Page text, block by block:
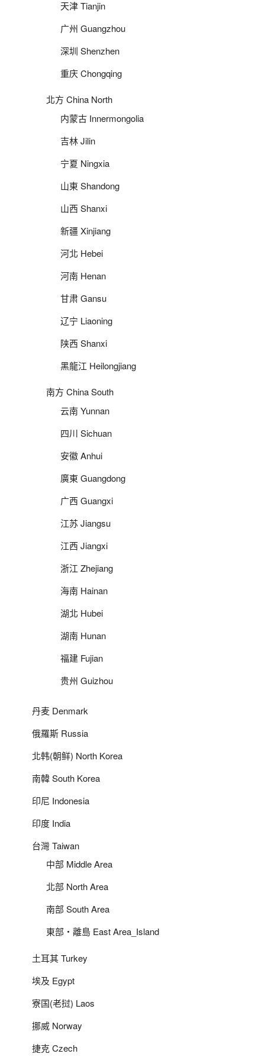
天津 Tianjin
广州 Guangzhou
深圳 Shenzhen
重庆 Chongqing
北方 China North
内蒙古 Innermongolia
吉林 Jilin
宁夏 Ningxia
山東 Shandong
山西 Shanxi
新疆 Xinjiang
河北 Hebei
河南 Henan
甘肃 Gansu
辽宁 Liaoning
陕西 Shanxi
黑龍江 Heilongjiang
南方 China South
云南 Yunnan
四川 Sichuan
安徽 Anhui
廣東 Guangdong
广西 Guangxi
江苏 Jiangsu
江西 Jiangxi
浙江 Zhejiang
海南 Hainan
湖北 Hubei
湖南 Hunan
福建 Fujian
贵州 Guizhou
丹麦 Denmark
俄羅斯 Russia
北韩(朝鲜) North Korea
南韓 South Korea
印尼 Indonesia
印度 India
台灣 Taiwan
中部 Middle Area
北部 North Area
南部 South Area
東部‧離島 East Area_Island
土耳其 Turkey
埃及 Egypt
寮国(老挝) Laos
挪威 Norway
捷克 Czech